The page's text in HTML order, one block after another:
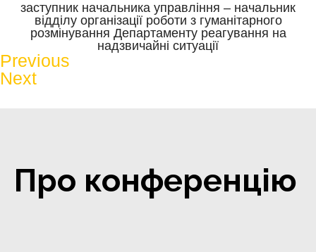
заступник начальника управління – начальник
відділу організації роботи з гуманітарного
розмінування Департаменту реагування на
надзвичайні ситуації
Previous
Next
Про конференцію